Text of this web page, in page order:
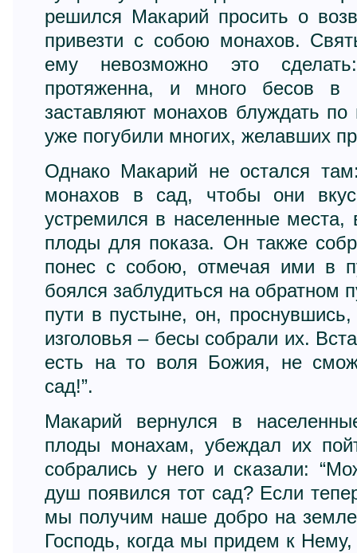
решился Макарий просить о
привезти с собою монахов.
ему невозможно это
протяженна, и много бесов в
заставляют монахов блуждать по
уже погубили многих, желавших
Однако Макарий не остался
монахов в сад, чтобы они
устремился в населенные места,
плоды для показа. Он также
понес с собою, отмечая ими в
боялся заблудиться на обратном
пути в пустыне, он,
изголовья – бесы собрали их.
есть на то воля Божия, не
сад!”.
Макарий вернулся в
плоды монахам, убеждал их
собрались у него и сказали:
душ появился тот сад? Если
мы получим наше добро на
Господь, когда мы придем к